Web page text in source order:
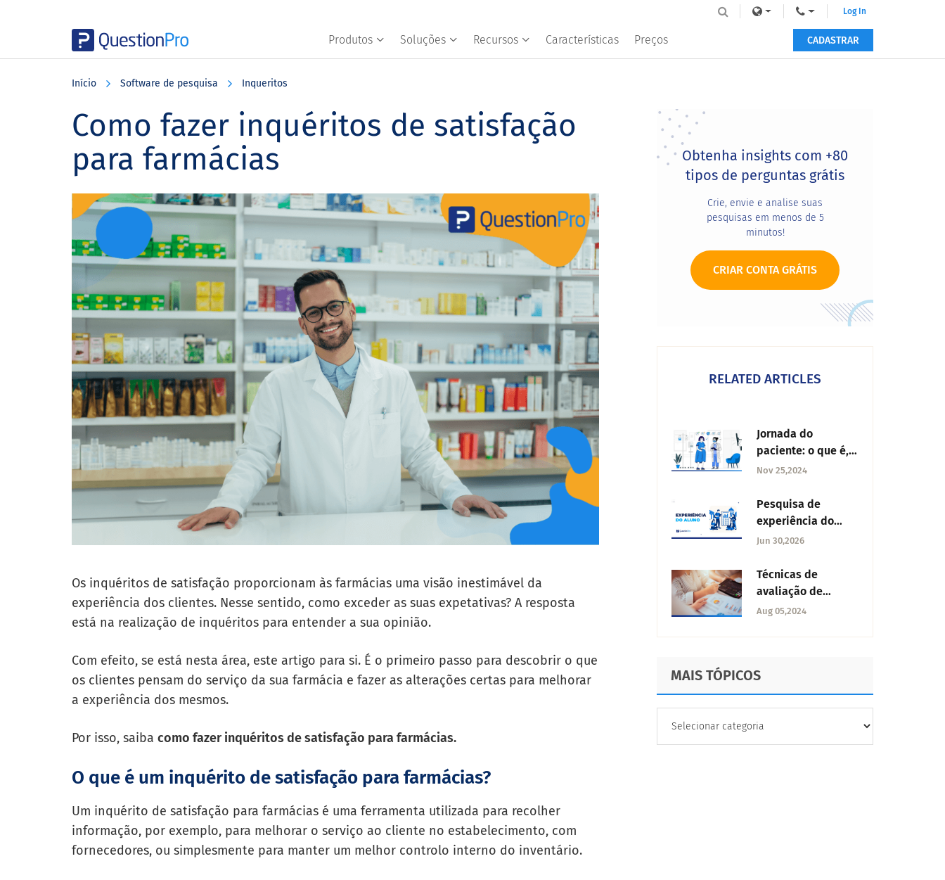
Produtos Soluções Recursos Características Preços
Log In
CADASTRAR
Início Software de pesquisa Inqueritos
Como fazer inquéritos de satisfação
para farmácias
Os inquéritos de satisfação proporcionam às farmácias uma visão inestimável da
experiência dos clientes. Nesse sentido, como exceder as suas expetativas? A resposta
está na realização de inquéritos para entender a sua opinião.
Com efeito, se está nesta área, este artigo para si. É o primeiro passo para descobrir o que
os clientes pensam do serviço da sua farmácia e fazer as alterações certas para melhorar
a experiência dos mesmos.
Por isso, saiba como fazer inquéritos de satisfação para farmácias.
O que é um inquérito de satisfação para farmácias?
Um inquérito de satisfação para farmácias é uma ferramenta utilizada para recolher
informação, por exemplo, para melhorar o serviço ao cliente no estabelecimento, com
fornecedores, ou simplesmente para manter um melhor controlo interno do inventário.
Primary
Sidebar
Obtenha insights com +80
tipos de perguntas grátis
Crie, envie e analise suas
pesquisas em menos de 5
minutos!
CRIAR CONTA GRÁTIS
RELATED ARTICLES
Jornada do
paciente: o que é,
benefícios e
realizar
Nov 25,2024
Pesquisa de
experiência do
aluno: como
entendem e retêm
estudantes
Jun 30,2026
Técnicas de
avaliação de
atendimento ao
Aug 05,2024
MAIS TÓPICOS
TÓPICOS